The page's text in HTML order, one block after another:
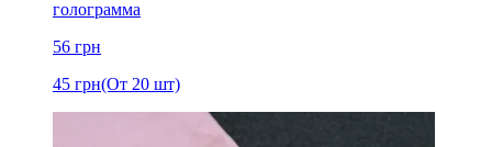
голограмма
56 грн
45 грн(От 20 шт)